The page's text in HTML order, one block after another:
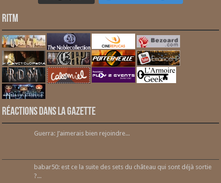
RITM
Réactions dans la gazette
Guerra: J’aimerais bien rejoindre...
babar50: est ce la suite des sets du château qui sont déjà sortie
?...